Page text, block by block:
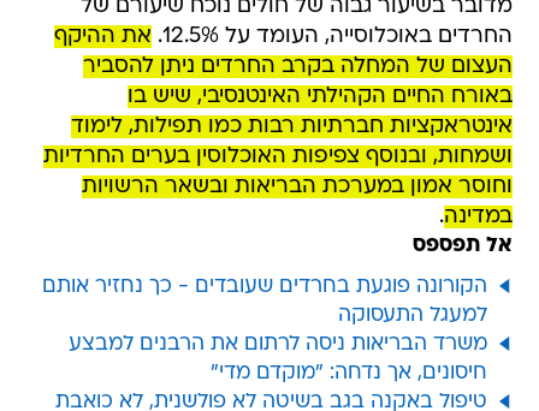
מדובר בשיעור גבוה של חולים נוכח שיעורם של
החרדים באוכלוסייה, העומד על 12.5%.
את ההיקף
העצום של המחלה בקרב החרדים ניתן להסביר
באורח החיים הקהילתי האינטנסיבי, שיש בו
אינטראקציות חברתיות רבות כמו תפילות, לימוד
ושמחות, ובנוסף צפיפות האוכלוסין בערים החרדיות
וחוסר אמון במערכת הבריאות ובשאר הרשויות
במדינה.
אל תפספס
הקורונה פוגעת בחרדים שעובדים - כך נחזיר אותם
למעגל התעסוקה
משרד הבריאות ניסה לרתום את הרבנים למבצע
חיסונים, אך נדחה: "מוקדם מדי"
טיפול באקנה בגב בשיטה לא פולשנית, לא כואבת